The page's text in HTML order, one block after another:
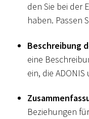
den Sie bei der
haben. Passen
Beschreibung
eine
ein, die
Beziehungen